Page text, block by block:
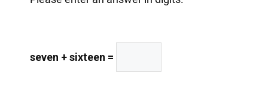
seven + sixteen =